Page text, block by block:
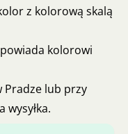
z kolorową skalą
kolorowi
Pradze lub przy
wysyłka.